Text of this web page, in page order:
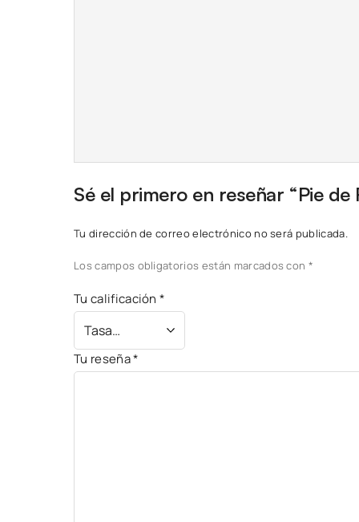
Sé el primero en reseñar “Pie de
Tu dirección de correo electrónico no será publicada.
Los campos obligatorios están marcados con *
Tu calificación*
Tu reseña*